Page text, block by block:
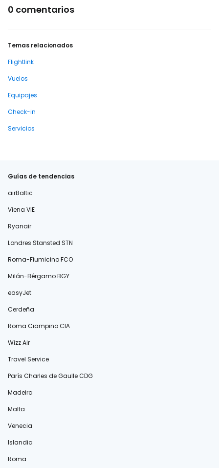
0 comentarios
Temas relacionados
Flightlink
Vuelos
Equipajes
Check-in
Servicios
Guías de tendencias
airBaltic
Viena VIE
Ryanair
Londres Stansted STN
Roma-Fiumicino FCO
Milán-Bérgamo BGY
easyJet
Cerdeña
Roma Ciampino CIA
Wizz Air
Travel Service
París Charles de Gaulle CDG
Madeira
Malta
Venecia
Islandia
Roma